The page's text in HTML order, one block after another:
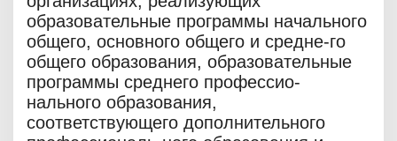
образовательные программы начального
общего, основного общего и средне-го
общего образования, образовательные
программы среднего профессио-
нального образования,
соответствующего дополнительного